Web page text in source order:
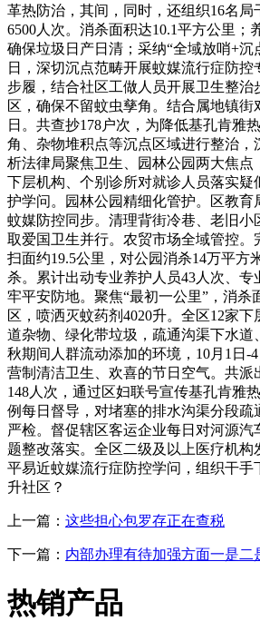
革热防治，其间，同时，还组织16名局
6500人次。消杀面积达10.1平方公里；
确保垃圾日产日清；采纳“全域放哨+
日，深切沉点范畴开展蚊媒流行症防
步履，结合社区工做人员开展卫生整
区，确保不留蚊虫孳角。结合属地镇
日。共查抄178户次，为降低基孔肯雅
角、杂物堆积点等沉点区域进行整治
析法律局聚焦卫生、园林公园两大焦点
下层机构、个别诊所对就诊人员落实
护学问。园林公园精细化管护。区教
蚊媒防控同步。清理背街冷巷、老旧
取爱国卫生并行。农贸市场全域管控。
扫面约19.5公里，对公园消杀14万平方
杀。累计出动专业养护人员43人次、专
牢平安防地。聚焦“最初一公里”，消
区，喷洒灭蚊药剂4020升。全区12家
道杂物、绿化带垃圾，疏通沟渠下水
秋期间人群流动添加的环境，10月1日-
营制清洁卫生、欢喜的节日空气。共派
148人次，通过区妇联号宣传基孔肯雅
例每日督导，对堵塞的排水沟渠分段
严检。督促辖区客运企业每日对河源
题整改落实。全区二级及以上医疗机
平易近蚊媒流行症防控学问，组织干
升社区？
上一篇： 这些担心包罗存正在查税
下一篇： 内部办理有待加强方面一是二
热销产品